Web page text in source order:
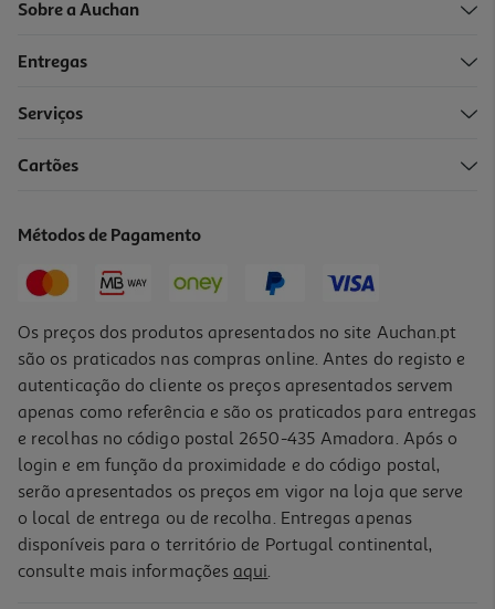
3.8
Rato Sem Fio Silencioso Qilive Csr Azul
Sobre a Auchan
Entregas
Serviços
Cartões
Métodos de Pagamento
Os preços dos produtos apresentados no site Auchan.pt
são os praticados nas compras online. Antes do registo e
autenticação do cliente os preços apresentados servem
apenas como referência e são os praticados para entregas
e recolhas no código postal 2650-435 Amadora. Após o
login e em função da proximidade e do código postal,
serão apresentados os preços em vigor na loja que serve
o local de entrega ou de recolha. Entregas apenas
disponíveis para o território de Portugal continental,
consulte mais informações aqui.